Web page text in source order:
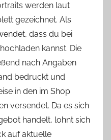
werden laut
gezeichnet. Als
dass du bei
kannst. Die
nach Angaben
bedruckt und
in den im Shop
versendet. Da es sich
handelt, lohnt sich
auf aktuelle